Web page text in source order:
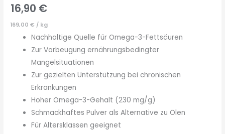
16,90 €
169,00€ / kg
Nachhaltige Quelle für Omega-3-Fettsäuren
Zur Vorbeugung ernährungsbedingter
Mangelsituationen
Zur gezielten Unterstützung bei chronischen
Erkrankungen
Hoher Omega-3-Gehalt (230 mg/g)
Schmackhaftes Pulver als Alternative zu Ölen
Für Altersklassen geeignet